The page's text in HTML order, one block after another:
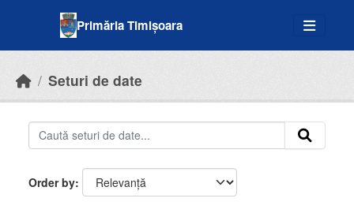
Primăria Timișoara
Seturi de date
Order by